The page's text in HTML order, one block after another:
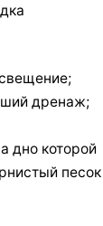
дренаж;
дно которой
песок